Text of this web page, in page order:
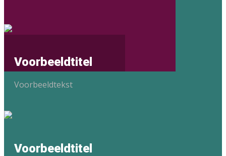
Voorbeeldtitel
Voorbeeldtekst
Voorbeeldtitel